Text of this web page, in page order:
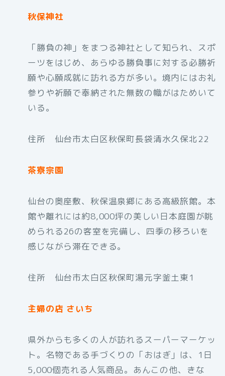
秋保神社
「勝負の神」をまつる神社として知られ、スポ
ーツをはじめ、あらゆる勝負事に対する必勝祈
願や心願成就に訪れる方が多い。境内にはお礼
参りや祈願で奉納された無数の幟がはためいて
いる。
住所 仙台市太白区秋保町長袋清水久保北22
茶寮宗園
仙台の奥座敷、秋保温泉郷にある高級旅館。本
館や離れには約8,000坪の美しい日本庭園が眺
められる26の客室を完備し、四季の移ろいを
感じながら滞在できる。
住所 仙台市太白区秋保町湯元字釜土東1
主婦の店 さいち
県外からも多くの人が訪れるスーパーマーケッ
ト。名物である手づくりの「おはぎ」は、1日
5,000個売れる人気商品。あんこの他、きな